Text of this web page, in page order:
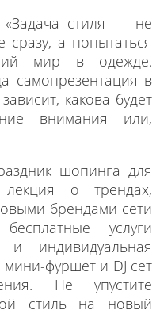
стиля — не
сразу, а попытаться
мир в одежде.
самопрезентация в
какова будет
внимания или,
шопинга для
о трендах,
брендами сети
услуги
и индивидуальная
фуршет и DJ сет
Не упустите
стиль на новый